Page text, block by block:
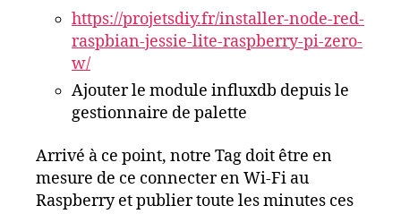
https://projetsdiy.fr/installer-node-red-
raspbian-jessie-lite-raspberry-pi-zero-
w/
Ajouter le module influxdb depuis le
gestionnaire de palette
Arrivé à ce point, notre Tag doit être en
mesure de ce connecter en Wi-Fi au
Raspberry et publier toute les minutes ces